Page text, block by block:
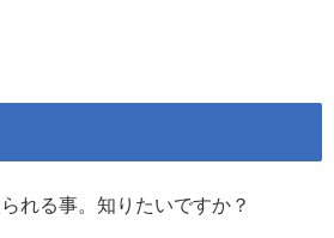
れる事。知りたいですか？